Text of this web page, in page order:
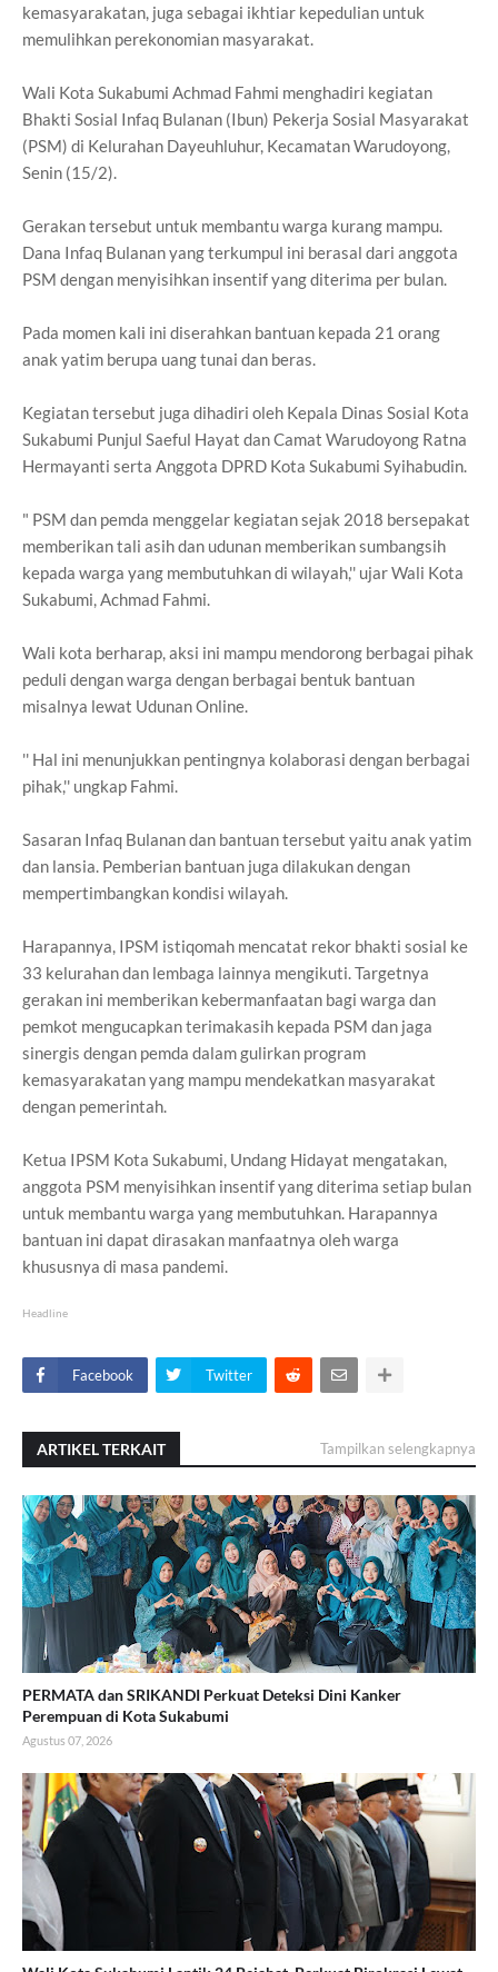
kemasyarakatan, juga sebagai ikhtiar kepedulian untuk
memulihkan perekonomian masyarakat.
Wali Kota Sukabumi Achmad Fahmi menghadiri kegiatan
Bhakti Sosial Infaq Bulanan (Ibun) Pekerja Sosial Masyarakat
(PSM) di Kelurahan Dayeuhluhur, Kecamatan Warudoyong,
Senin (15/2).
Gerakan tersebut untuk membantu warga kurang mampu.
Dana Infaq Bulanan yang terkumpul ini berasal dari anggota
PSM dengan menyisihkan insentif yang diterima per bulan.
Pada momen kali ini diserahkan bantuan kepada 21 orang
anak yatim berupa uang tunai dan beras.
Kegiatan tersebut juga dihadiri oleh Kepala Dinas Sosial Kota
Sukabumi Punjul Saeful Hayat dan Camat Warudoyong Ratna
Hermayanti serta Anggota DPRD Kota Sukabumi Syihabudin.
" PSM dan pemda menggelar kegiatan sejak 2018 bersepakat
memberikan tali asih dan udunan memberikan sumbangsih
kepada warga yang membutuhkan di wilayah,'' ujar Wali Kota
Sukabumi, Achmad Fahmi.
Wali kota berharap, aksi ini mampu mendorong berbagai pihak
peduli dengan warga dengan berbagai bentuk bantuan
misalnya lewat Udunan Online.
'' Hal ini menunjukkan pentingnya kolaborasi dengan berbagai
pihak,'' ungkap Fahmi.
Sasaran Infaq Bulanan dan bantuan tersebut yaitu anak yatim
dan lansia. Pemberian bantuan juga dilakukan dengan
mempertimbangkan kondisi wilayah.
Harapannya, IPSM istiqomah mencatat rekor bhakti sosial ke
33 kelurahan dan lembaga lainnya mengikuti. Targetnya
gerakan ini memberikan kebermanfaatan bagi warga dan
pemkot mengucapkan terimakasih kepada PSM dan jaga
sinergis dengan pemda dalam gulirkan program
kemasyarakatan yang mampu mendekatkan masyarakat
dengan pemerintah.
Ketua IPSM Kota Sukabumi, Undang Hidayat mengatakan,
anggota PSM menyisihkan insentif yang diterima setiap bulan
untuk membantu warga yang membutuhkan. Harapannya
bantuan ini dapat dirasakan manfaatnya oleh warga
khususnya di masa pandemi.
Headline
Facebook Twitter
ARTIKEL TERKAIT Tampilkan selengkapnya
PERMATA dan SRIKANDI Perkuat Deteksi Dini Kanker
Perempuan di Kota Sukabumi
Agustus 07, 2026